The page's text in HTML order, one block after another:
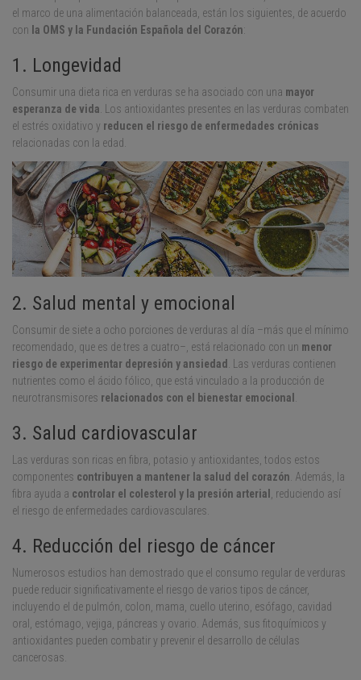
el marco de una alimentación balanceada, están los siguientes, de acuerdo
con la OMS y la Fundación Española del Corazón:
1. Longevidad
Consumir una dieta rica en verduras se ha asociado con una mayor
esperanza de vida. Los antioxidantes presentes en las verduras combaten
el estrés oxidativo y reducen el riesgo de enfermedades crónicas
relacionadas con la edad.
2. Salud mental y emocional
Consumir de siete a ocho porciones de verduras al día –más que el mínimo
recomendado, que es de tres a cuatro–, está relacionado con un menor
riesgo de experimentar depresión y ansiedad
. Las verduras contienen
nutrientes como el ácido fólico, que está vinculado a la producción de
neurotransmisores relacionados con el bienestar emocional
3. Salud cardiovascular
Las verduras son ricas en fibra, potasio y antioxidantes, todos estos
componentes contribuyen a mantener la salud del corazón . Además, la
fibra ayuda a controlar el colesterol y la presión arterial
, reduciendo así
el riesgo de enfermedades cardiovasculares.
4. Reducción del riesgo de cáncer
Numerosos estudios han demostrado que el consumo regular de verduras
puede reducir significativamente el riesgo de varios tipos de cáncer,
incluyendo el de pulmón, colon, mama, cuello uterino, esófago, cavidad
oral, estómago, vejiga, páncreas y ovario. Además, sus fitoquímicos y
antioxidantes pueden combatir y prevenir el desarrollo de células
cancerosas.